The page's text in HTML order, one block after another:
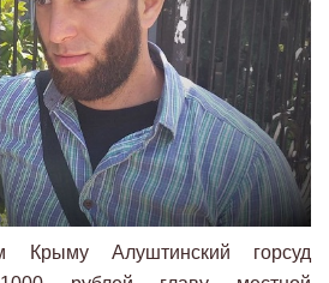
Крыму Алуштинский горсуд